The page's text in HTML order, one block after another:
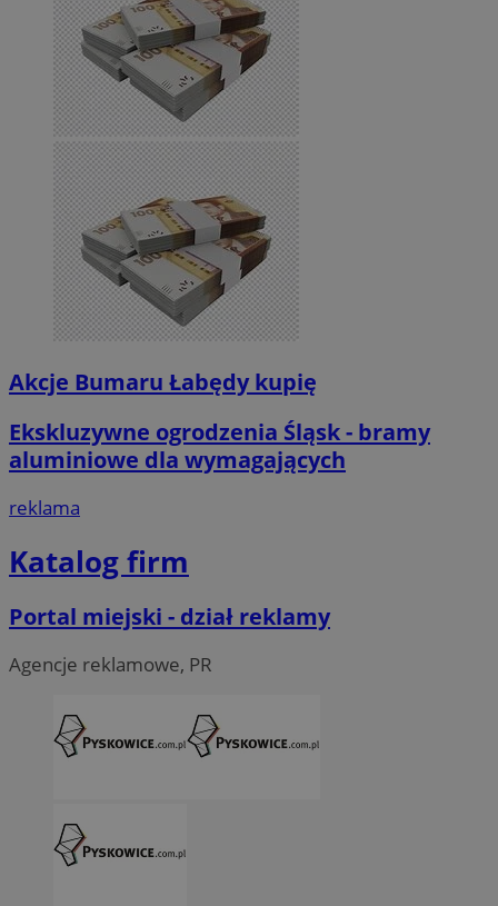
Akcje Bumaru Łabędy kupię
Ekskluzywne ogrodzenia Śląsk - bramy
aluminiowe dla wymagających
reklama
Katalog firm
Portal miejski - dział reklamy
Agencje reklamowe, PR